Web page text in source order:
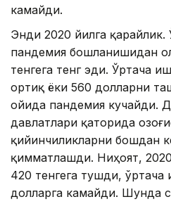
камайди.
Энди 2020 йилга
пандемия бошланишидан
тенгега тенг эди. Ўртача
ортиқ ёки 560 долларни
ойида пандемия кучайди.
давлатлари қаторида
қийинчиликларни бошдан
қимматлашди. Ниҳоят,
420 тенгега тушди, ўртача
долларга камайди. Шунда